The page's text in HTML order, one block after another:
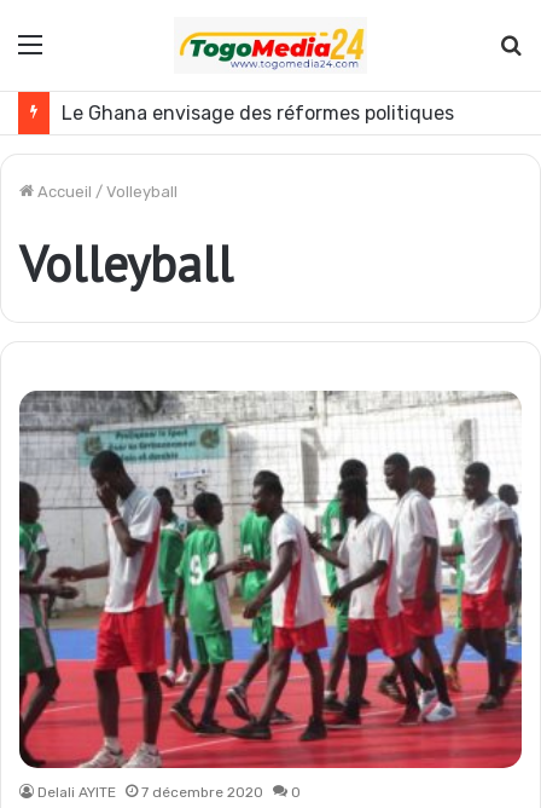
Menu
Le Ghana envisage des réformes politiques
Accueil / Volleyball
Volleyball
Delali AYITE 7 décembre 2020 0